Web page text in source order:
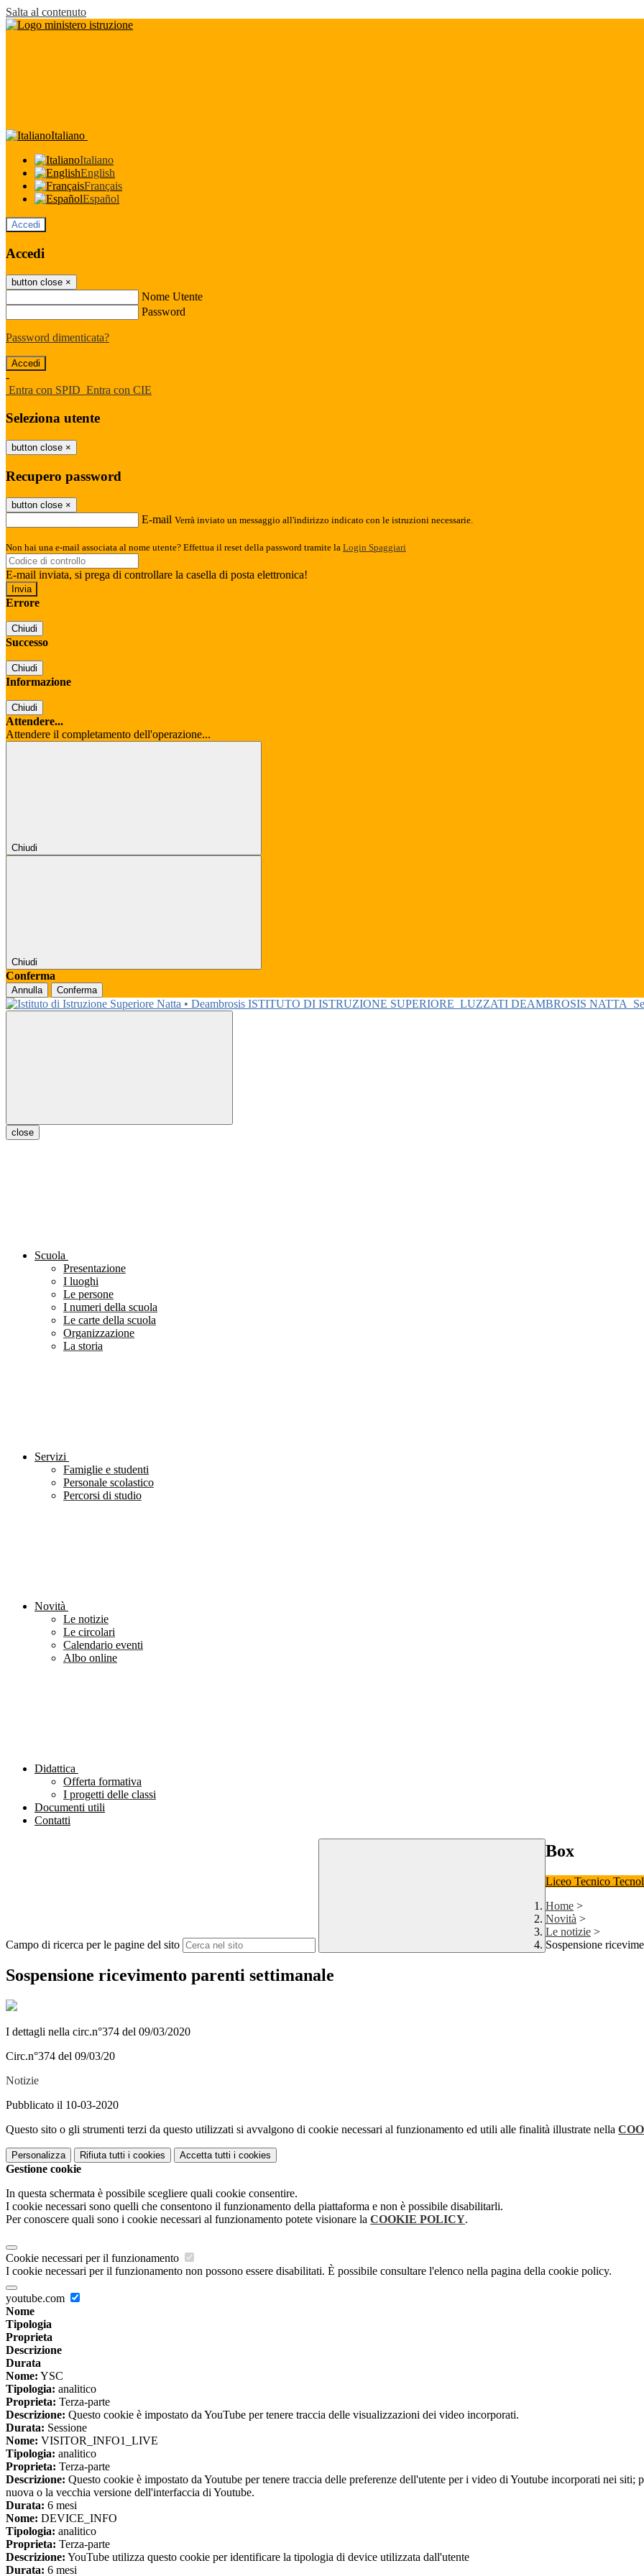
Salta al contenuto
Italiano
Italiano
English
Français
Español
Accedi
Accedi
button close ×
Nome Utente
Password
Password dimenticata?
-
Entra con SPID Entra con CIE
Seleziona utente
button close ×
Recupero password
button close ×
E-mail Verrà inviato un messaggio all'indirizzo indicato con le istruzioni necessarie.
Non hai una e-mail associata al nome utente? Effettua il reset della password tramite la Login Spaggiari
E-mail inviata, si prega di controllare la casella di posta elettronica!
Errore
Chiudi
Successo
Chiudi
Informazione
Chiudi
Attendere...
Attendere il completamento dell'operazione...
Chiudi
Chiudi
Conferma
Annulla Conferma
ISTITUTO DI ISTRUZIONE SUPERIORE LUZZATI DEAMBROSIS NATTA
close
Scuola
Presentazione
I luoghi
Le persone
I numeri della scuola
Le carte della scuola
Organizzazione
La storia
Servizi
Famiglie e studenti
Personale scolastico
Percorsi di studio
Novità
Le notizie
Le circolari
Calendario eventi
Albo online
Didattica
Offerta formativa
I progetti delle classi
Documenti utili
Contatti
Campo di ricerca per le pagine del sito
Box
Liceo Tecnico
Home >
Novità >
Le notizie >
Sospensione
Sospensione ricevimento parenti settimanale
I dettagli nella circ.n°374 del 09/03/2020
Circ.n°374 del 09/03/20
Notizie
Pubblicato il 10-03-2020
Questo sito o gli strumenti terzi da questo utilizzati si avvalgono di cookie necessari al funzionamento ed utili alle finalità illustrate nella
Personalizza Rifiuta tutti i cookies Accetta tutti i cookies
Gestione cookie
In questa schermata è possibile scegliere quali cookie consentire.
I cookie necessari sono quelli che consentono il funzionamento della piattaforma e non è possibile disabilitarli.
Per conoscere quali sono i cookie necessari al funzionamento potete visionare la COOKIE POLICY.
Cookie necessari per il funzionamento
I cookie necessari per il funzionamento non possono essere disabilitati. È possibile consultare l'elenco nella pagina della cookie policy.
youtube.com
Nome
Tipologia
Proprieta
Descrizione
Durata
Nome: YSC
Tipologia: analitico
Proprieta: Terza-parte
Descrizione: Questo cookie è impostato da YouTube per tenere traccia delle visualizzazioni dei video incorporati.
Durata: Sessione
Nome: VISITOR_INFO1_LIVE
Tipologia: analitico
Proprieta: Terza-parte
Descrizione: Questo cookie è impostato da Youtube per tenere traccia delle preferenze dell'utente per i video di Youtube incorporati nei
nuova o la vecchia versione dell'interfaccia di Youtube.
Durata: 6 mesi
Nome: DEVICE_INFO
Tipologia: analitico
Proprieta: Terza-parte
Descrizione: YouTube utilizza questo cookie per identificare la tipologia di device utilizzata dall'utente
Durata: 6 mesi